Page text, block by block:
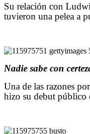
Su relación con
tuvieron una pelea a
Nadie sabe con
Una de las razones
hizo su debut público